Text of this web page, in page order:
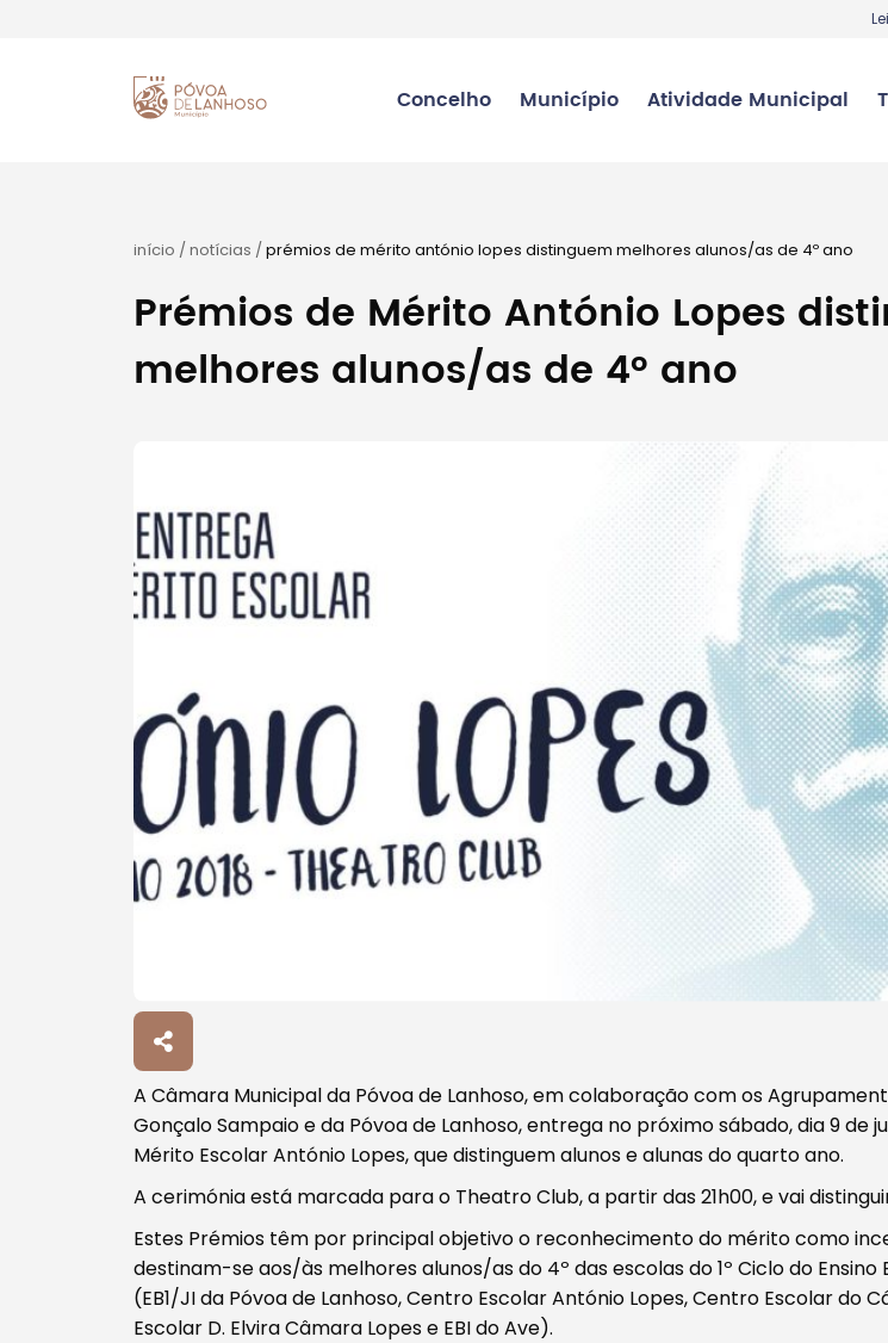
Concelho Município Atividade Municipal
Tipo de conteúdo
início /notícias /prémios de mérito antónio lopes distinguem melhores alunos/as de 4º ano
Prémios de Mérito António Lopes
melhores alunos/as de 4º ano
A Câmara Municipal da Póvoa de Lanhoso, em colaboração com os
Gonçalo Sampaio e da Póvoa de Lanhoso, entrega no próximo sábado, dia 9 de
Mérito Escolar António Lopes, que distinguem alunos e alunas do quarto ano.
A cerimónia está marcada para o Theatro Club, a partir das 21h00, e vai
Estes Prémios têm por principal objetivo o reconhecimento do mérito como
destinam-se aos/às melhores alunos/as do 4º das escolas do 1º Ciclo do Ensino
(EB1/JI da Póvoa de Lanhoso, Centro Escolar António Lopes, Centro Escolar do
Escolar D. Elvira Câmara Lopes e EBI do Ave).